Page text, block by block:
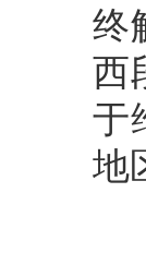
终
西
于
地